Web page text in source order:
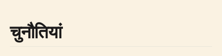
चुनौतियां